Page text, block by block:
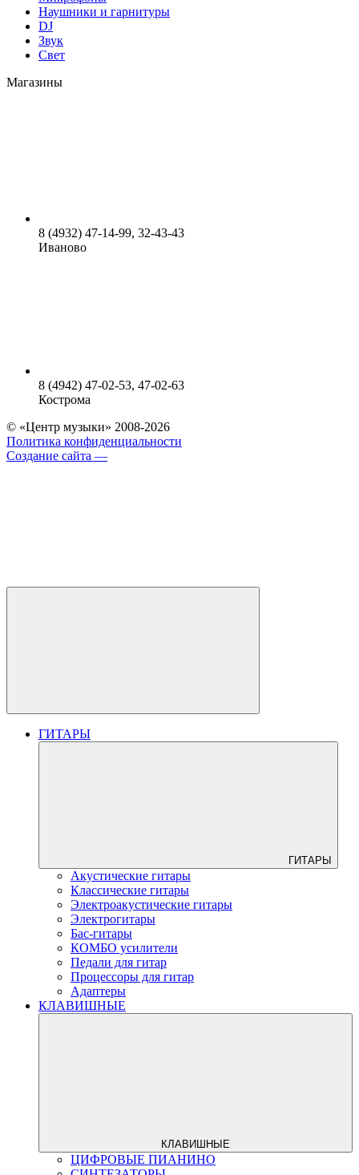
Наушники и гарнитуры
DJ
Звук
Свет
Магазины
8 (4932) 47-14-99, 32-43-43
Иваново
8 (4942) 47-02-53, 47-02-63
Кострома
© «Центр музыки» 2008-2026
Политика конфиденциальности
Создание сайта —
ГИТАРЫ
ГИТАРЫ
Акустические гитары
Классические гитары
Электроакустические гитары
Электрогитары
Бас-гитары
КОМБО усилители
Педали для гитар
Процессоры для гитар
Адаптеры
КЛАВИШНЫЕ
КЛАВИШНЫЕ
ЦИФРОВЫЕ ПИАНИНО